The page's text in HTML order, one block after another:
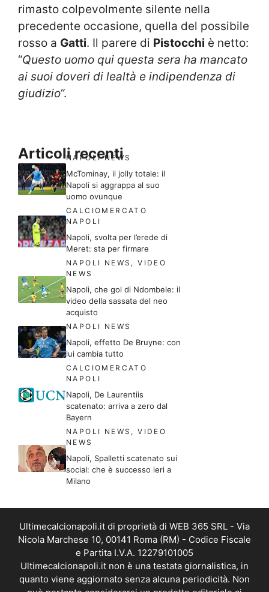
rimasto colpevolmente silente nella
precedente occasione, quella del possibile
rosso a Gatti. Il parere di Pistocchi è netto:
“Questo uomo qui questa sera ha mancato
ai suoi doveri di lealtà e indipendenza di
giudizio“.
Articoli recenti
NAPOLI NEWS
McTominay, il jolly totale: il
Napoli si aggrappa al suo
uomo ovunque
CALCIOMERCATO
NAPOLI
Napoli, svolta per l’erede di
Meret: sta per firmare
NAPOLI NEWS ,VIDEO
NEWS
Napoli, che gol di Ndombele: il
video della sassata del neo
acquisto
NAPOLI NEWS
Napoli, effetto De Bruyne: con
lui cambia tutto
CALCIOMERCATO
NAPOLI
Napoli, De Laurentiis
scatenato: arriva a zero dal
Bayern
NAPOLI NEWS ,VIDEO
NEWS
Napoli, Spalletti scatenato sui
social: che è successo ieri a
Milano
Ultimecalcionapoli.it di proprietà di WEB 365 SRL - Via
Nicola Marchese 10, 00141 Roma (RM) - Codice Fiscale
e Partita I.V.A. 12279101005
Ultimecalcionapoli.it non è una testata giornalistica, in
quanto viene aggiornato senza alcuna periodicità. Non